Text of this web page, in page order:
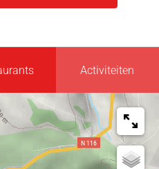
Activiteiten